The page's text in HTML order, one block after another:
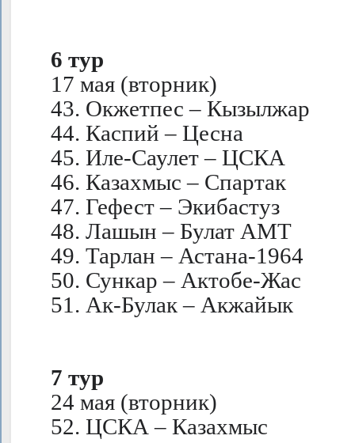
6 тур
17 мая (вторник)
43. Окжетпес – Кызылжар
44. Каспий – Цесна
45. Иле-Саулет – ЦСКА
46. Казахмыс – Спартак
47. Гефест – Экибастуз
48. Лашын – Булат АМТ
49. Тарлан – Астана-1964
50. Сункар – Актобе-Жас
51. Ак-Булак – Акжайык
7 тур
24 мая (вторник)
52. ЦСКА – Казахмыс